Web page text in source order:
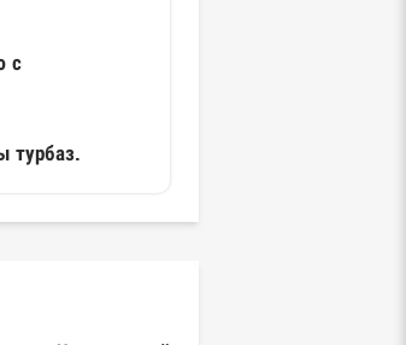
с
турбаз.